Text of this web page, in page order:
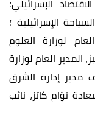
الإسرائيلي؛
الإسرائيلية ؛
لوزارة العلوم
المدير العام لوزارة
مدير إدارة الشرق
نوّام كاتز، نائب